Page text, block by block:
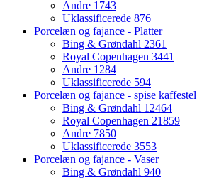
Andre 1743
Uklassificerede 876
Porcelæn og fajance - Platter
Bing & Grøndahl 2361
Royal Copenhagen 3441
Andre 1284
Uklassificerede 594
Porcelæn og fajance - spise kaffestel
Bing & Grøndahl 12464
Royal Copenhagen 21859
Andre 7850
Uklassificerede 3553
Porcelæn og fajance - Vaser
Bing & Grøndahl 940